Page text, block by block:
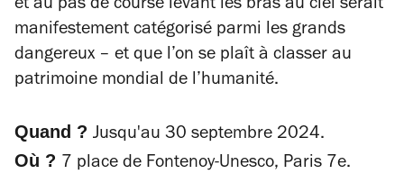
et au pas de course levant les bras au ciel serait
manifestement catégorisé parmi les grands
dangereux – et que l’on se plaît à classer au
patrimoine mondial de l’humanité.
Quand ? Jusqu'au 30 septembre 2024.
Où ? 7 place de Fontenoy-Unesco, Paris 7e.